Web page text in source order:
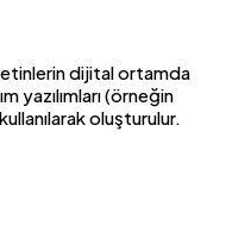
dijital ortamda
yazılımları (örneğin
oluşturulur.